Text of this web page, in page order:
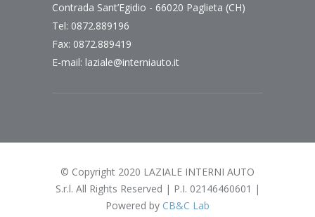
Contrada Sant’Egidio - 66020 Paglieta (CH)
Tel: 0872.889196
Fax: 0872.889419
E-mail: laziale@interniauto.it
© Copyright 2020 LAZIALE INTERNI AUTO
S.r.l. All Rights Reserved | P.I. 02146460601 |
Powered by CB&C Lab